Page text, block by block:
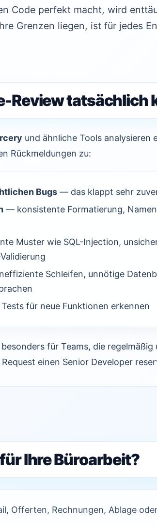
Code perfekt macht, wird
Grenzen liegen, ist für jedes
Review tatsächlich
und ähnliche Tools analysieren
Rückmeldungen zu:
Bugs — das klappt sehr
— konsistente Formatierung,
Muster wie SQL-Injection,
Schleifen, unnötige
für neue Funktionen erkennen
für Teams, die
einen Senior Developer
Ihre Büroarbeit?
Offerten, Rechnungen, Ablage